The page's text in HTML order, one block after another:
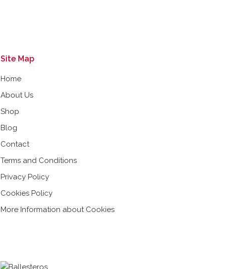
Site Map
Home
About Us
Shop
Blog
Contact
Terms and Conditions
Privacy Policy
Cookies Policy
More Information about Cookies